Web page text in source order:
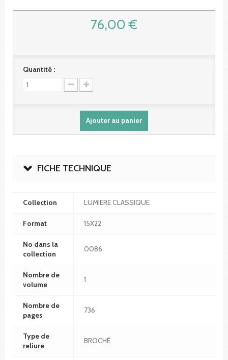
76,00 €
Quantité :
Ajouter au panier
FICHE TECHNIQUE
Collection LUMIERE CLASSIQUE
Format 15X22
No dans la
collection
0086
Nombre de
volume
1
Nombre de
pages
736
Type de
reliure
BROCHÉ